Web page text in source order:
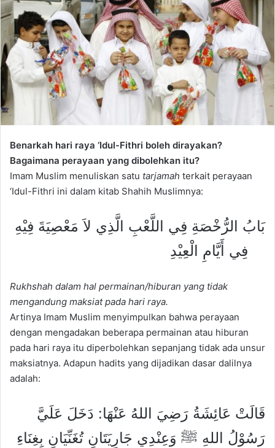
n
e
m
a
i
l
Benarkah hari raya ‘Idul-Fithri boleh dirayakan?
Bagaimana perayaan yang dibolehkan itu?
Imam Muslim menuliskan satu tarjamah terkait perayaan
‘Idul-Fithri ini dalam kitab Shahih Muslimnya:
بَابُ الرُّخْصَةِ فِي اللَّعْبِ الَّذِي لاَ مَعْصِيَةَ فِيْهِ
Rukhshah dalam hal permainan/hiburan yang tidak
mengandung maksiat pada hari raya.
Artinya Imam Muslim menyimpulkan bahwa perayaan
dengan mengadakan beberapa permainan atau hiburan
pada hari raya itu diperbolehkan sepanjang tidak ada unsur
maksiatnya. Adapun hadits yang dijadikan dasar dalilnya
adalah:
قَالَتْ عَائِشَةُ رَضِيَ اللهُ عَنْهَا: دَخَلَ عَلَيَّ
رَسُوْلُ اللهِ ﷺ وَعِنْدِي جَارِيَتَانِ تُغَنِّيَانِ بِغِنَاءِ